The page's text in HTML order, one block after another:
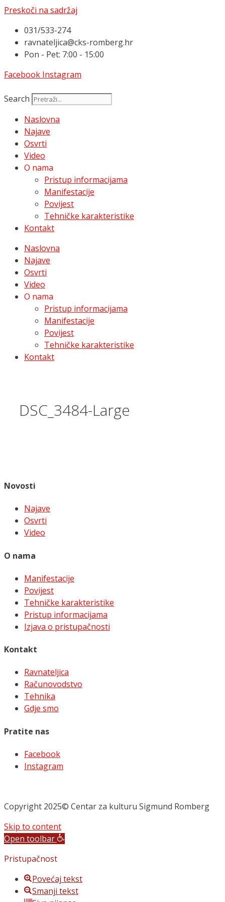
Preskoči na sadržaj
031/533-274
ravnateljica@cks-romberg.hr
Pon - Pet: 7:00 - 15:00
Facebook Instagram
Search
Naslovna
Najave
Osvrti
Video
O nama
Pristup informacijama
Manifestacije
Povijest
Tehničke karakteristike
Kontakt
Naslovna
Najave
Osvrti
Video
O nama
Pristup informacijama
Manifestacije
Povijest
Tehničke karakteristike
Kontakt
DSC_3484-Large
Novosti
Najave
Osvrti
Video
O nama
Manifestacije
Povijest
Tehničke karakteristike
Pristup informacijama
Izjava o pristupačnosti
Kontakt
Ravnateljica
Računovodstvo
Tehnika
Gdje smo
Pratite nas
Facebook
Instagram
Copyright 2025© Centar za kulturu Sigmund Romberg
Skip to content
Open toolbar
Pristupačnost
Povećaj tekst
Smanji tekst